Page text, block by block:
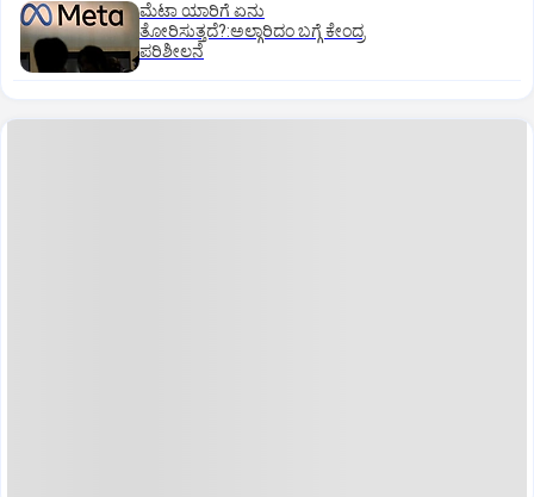
ಮೆಟಾ ಯಾರಿಗೆ ಏನು
ತೋರಿಸುತ್ತದೆ?:ಅಲ್ಗಾರಿದಂ ಬಗ್ಗೆ ಕೇಂದ್ರ
ಪರಿಶೀಲನೆ